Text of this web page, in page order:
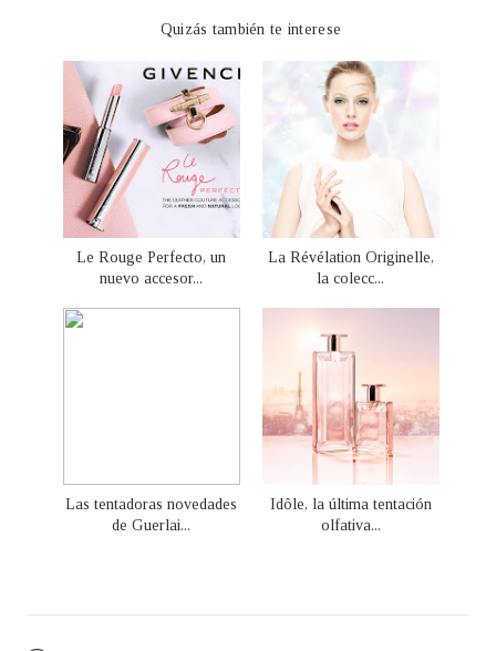
Quizás también te interese
Le Rouge Perfecto, un
nuevo accesor...
La Révélation Originelle,
la colecc...
Las tentadoras novedades
de Guerlai...
Idôle, la última tentación
olfativa...